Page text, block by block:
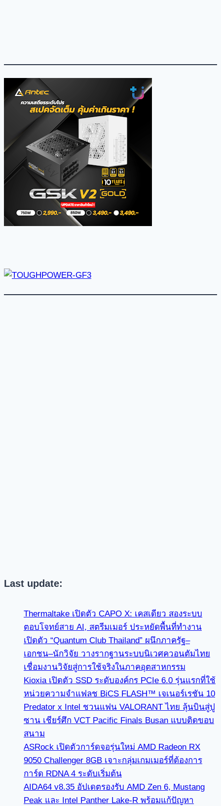
Last update:
Thermaltake เปิดตัว CAPO X: เคสเดียว สองระบบ
ตอบโจทย์สาย AI, สตรีมเมอร์ ประหยัดพื้นที่ทำงาน
เปิดตัว “Quantum Club Thailand” ผนึกภาครัฐ–
เอกชน–นักวิจัย วางรากฐานระบบนิเวศควอนตัมไทย
เชื่อมงานวิจัยสู่การใช้จริงในภาคอุตสาหกรรม
Kioxia เปิดตัว SSD ระดับองค์กร PCIe 6.0 รุ่นแรกที่ใช้
หน่วยความจำแฟลช BiCS FLASH™ เจเนอร์เรชัน 10
Predator x Intel ชวนแฟน VALORANT ไทย ลุ้นบินสู่ปู
ซาน เชียร์ศึก VCT Pacific Finals Busan แบบติดขอบ
สนาม
ASRock เปิดตัวการ์ดจอรุ่นใหม่ AMD Radeon RX
9050 Challenger 8GB เจาะกลุ่มเกมเมอร์ที่ต้องการ
การ์ด RDNA 4 ระดับเริ่มต้น
AIDA64 v8.35 อัปเดตรองรับ AMD Zen 6, Mustang
Peak และ Intel Panther Lake-R พร้อมแก้ปัญหา